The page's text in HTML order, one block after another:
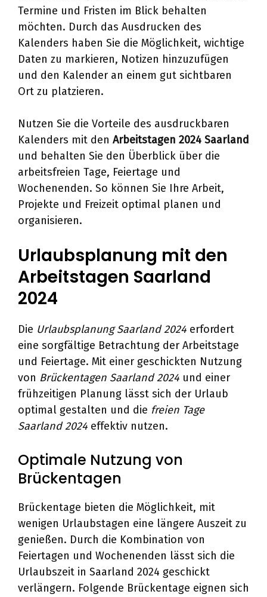
Termine und Fristen im Blick behalten
möchten. Durch das Ausdrucken des
Kalenders haben Sie die Möglichkeit, wichtige
Daten zu markieren, Notizen hinzuzufügen
und den Kalender an einem gut sichtbaren
Ort zu platzieren.
Nutzen Sie die Vorteile des ausdruckbaren
Kalenders mit den Arbeitstagen 2024 Saarland
und behalten Sie den Überblick über die
arbeitsfreien Tage, Feiertage und
Wochenenden. So können Sie Ihre Arbeit,
Projekte und Freizeit optimal planen und
organisieren.
Urlaubsplanung mit den
Arbeitstagen Saarland
2024
Die Urlaubsplanung Saarland 2024 erfordert
eine sorgfältige Betrachtung der Arbeitstage
und Feiertage. Mit einer geschickten Nutzung
von Brückentagen Saarland 2024 und einer
frühzeitigen Planung lässt sich der Urlaub
optimal gestalten und die freien Tage
Saarland 2024 effektiv nutzen.
Optimale Nutzung von
Brückentagen
Brückentage bieten die Möglichkeit, mit
wenigen Urlaubstagen eine längere Auszeit zu
genießen. Durch die Kombination von
Feiertagen und Wochenenden lässt sich die
Urlaubszeit in Saarland 2024 geschickt
verlängern. Folgende Brückentage eignen sich